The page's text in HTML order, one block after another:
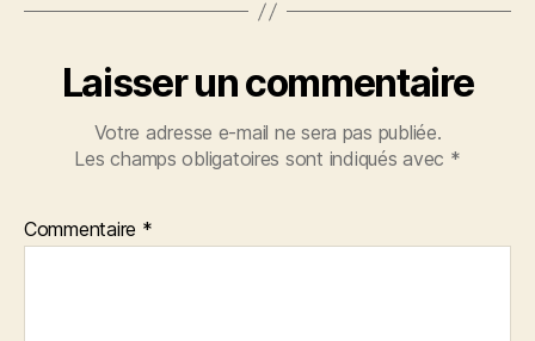
Laisser un commentaire
Votre adresse e-mail ne sera pas publiée.
Les champs obligatoires sont indiqués avec *
Commentaire *